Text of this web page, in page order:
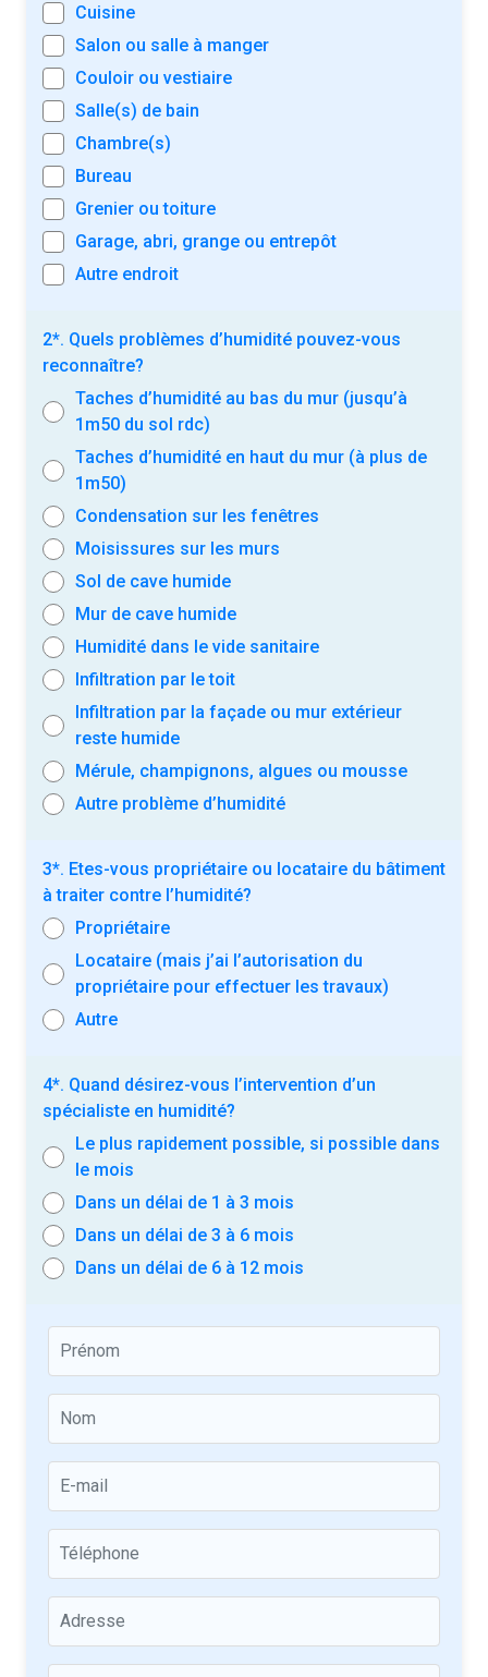
Cuisine
Salon ou salle à manger
Couloir ou vestiaire
Salle(s) de bain
Chambre(s)
Bureau
Grenier ou toiture
Garage, abri, grange ou entrepôt
Autre endroit
2*. Quels problèmes d’humidité pouvez-vous
reconnaître?
Taches d’humidité au bas du mur (jusqu’à
1m50 du sol rdc)
Taches d’humidité en haut du mur (à plus de
1m50)
Condensation sur les fenêtres
Moisissures sur les murs
Sol de cave humide
Mur de cave humide
Humidité dans le vide sanitaire
Infiltration par le toit
Infiltration par la façade ou mur extérieur
reste humide
Mérule, champignons, algues ou mousse
Autre problème d’humidité
3*. Etes-vous propriétaire ou locataire du bâtiment
à traiter contre l’humidité?
Propriétaire
Locataire (mais j’ai l’autorisation du
propriétaire pour effectuer les travaux)
Autre
4*. Quand désirez-vous l’intervention d’un
spécialiste en humidité?
Le plus rapidement possible, si possible dans
le mois
Dans un délai de 1 à 3 mois
Dans un délai de 3 à 6 mois
Dans un délai de 6 à 12 mois